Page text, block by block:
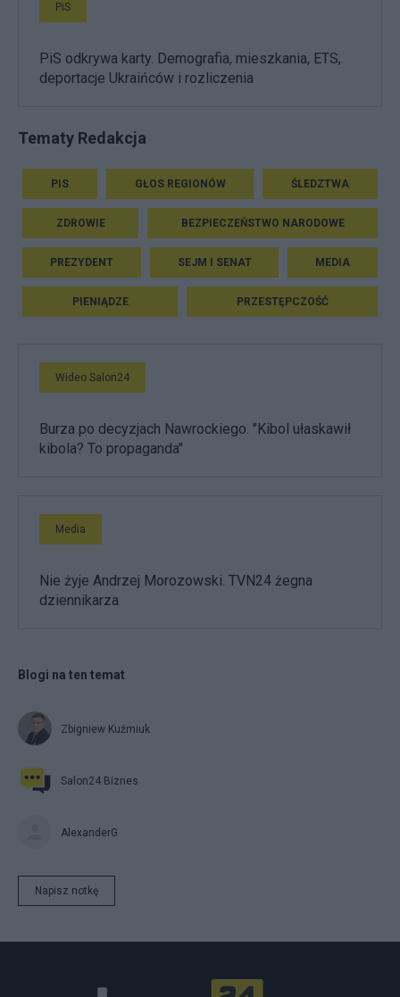
PiS
PiS odkrywa karty. Demografia, mieszkania, ETS,
deportacje Ukraińców i rozliczenia
Tematy Redakcja
PIS GŁOS REGIONÓW ŚLEDZTWA
ZDROWIE BEZPIECZEŃSTWO NARODOWE
PREZYDENT SEJM I SENAT MEDIA
PIENIĄDZE PRZESTĘPCZOŚĆ
Wideo Salon24
Burza po decyzjach Nawrockiego. "Kibol ułaskawił
kibola? To propaganda"
Media
Nie żyje Andrzej Morozowski. TVN24 żegna
dziennikarza
Blogi na ten temat
Zbigniew Kuźmiuk
Salon24 Biznes
AlexanderG
Napisz notkę